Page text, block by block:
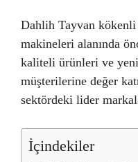
Dahlih Tayvan
makineleri alanında
kaliteli ürünleri ve
müşterilerine değer
sektördeki lider
İçindekiler